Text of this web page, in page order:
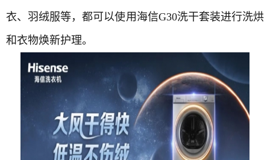
衣、羽绒服等，都可以使用海信G30洗干套装进行洗烘
和衣物焕新护理。